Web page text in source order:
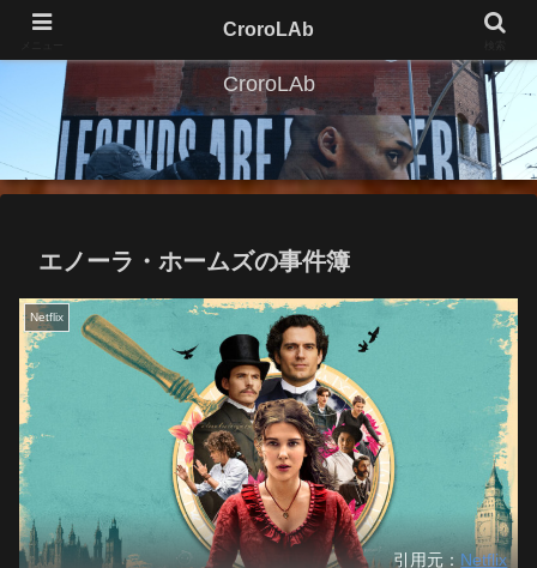
CroroLAb
エノーラ・ホームズの事件簿
Netflix
引用元： Netflix
CroroLAb